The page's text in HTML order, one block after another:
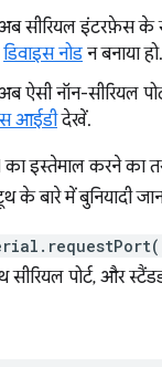
सीरियल इंटरफ़ेस के
डिवाइस नोड न बनाया हो.
ऐसी नॉन-सीरियल
आईडीदेखें.
इस्तेमाल करने का
बारे में बुनियादी
पोर्ट, और